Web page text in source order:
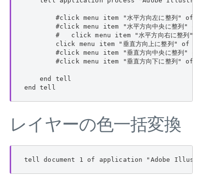
#click menu item "水平方向左に整列" of
#click menu item "水平方向中央に整列" of
#   click menu item "水平方向右に整列" of
click menu item "垂直方向上に整列" of menu
#click menu item "垂直方向中央に整列" of
#click menu item "垂直方向下に整列" of
    end tell
end tell
レイヤーの色一括変換
tell document 1 of application "Adobe